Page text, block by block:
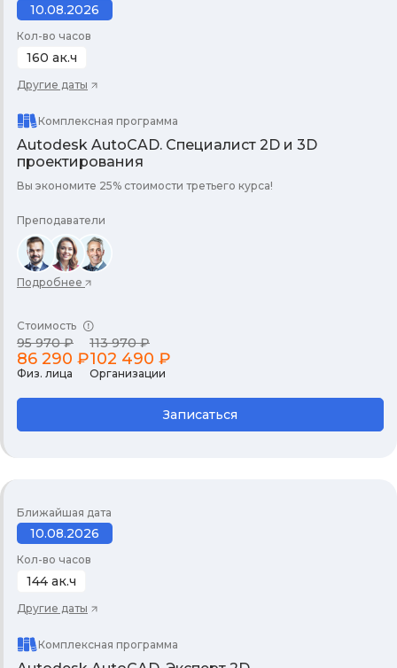
10.08.2026
Кол-во часов
160 ак.ч
Другие даты
Комплексная программа
Autodesk AutoCAD. Специалист 2D и 3D
проектирования
Вы экономите 25% стоимости третьего курса!
Преподаватели
Подробнее
Стоимость
95 970 ₽
86 290 ₽
Физ. лица
113 970 ₽
102 490 ₽
Организации
Записаться
Ближайшая дата
10.08.2026
Кол-во часов
144 ак.ч
Другие даты
Комплексная программа